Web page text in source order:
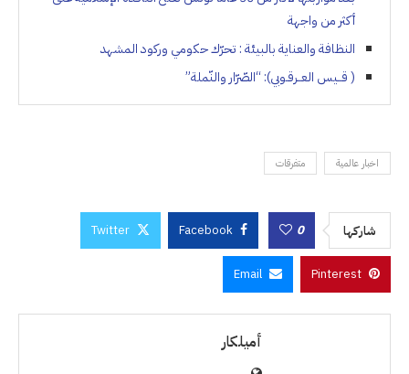
أكثر من واجهة
النظافة والعناية بالبيئة : تحرّك حكومي وركود المشهد
( قــيس العــرقـوبي): “الصّرّار والنّملة”
اخبار عالمية متفرقات
شاركها 0
Facebook
Twitter
Pinterest
Email
أميلكار